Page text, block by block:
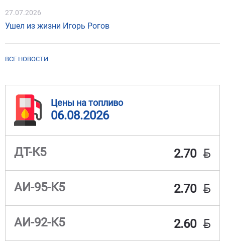
27.07.2026
Ушел из жизни Игорь Рогов
ВСЕ НОВОСТИ
Цены на топливо
06.08.2026
ДТ-К5 2.70 BYN
АИ-95-К5 2.70 BYN
АИ-92-К5 2.60 BYN